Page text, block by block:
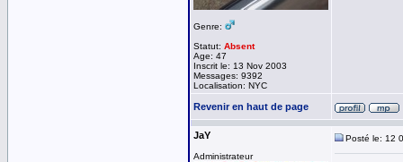
Genre:
Statut: Absent
Age: 47
Inscrit le: 13 Nov 2003
Messages: 9392
Localisation: NYC
Revenir en haut de page
JaY
Administrateur
Posté le: 12